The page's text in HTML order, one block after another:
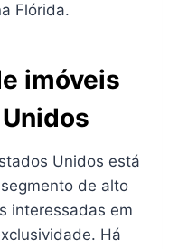
Flórida.
imóveis
Unidos está
de alto
interessadas em
Há